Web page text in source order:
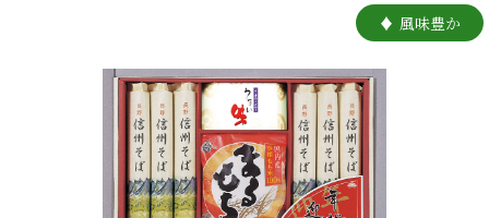
風味豊か